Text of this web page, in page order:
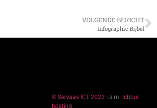
VOLGENDE BERICHT
Infographic Bijbel
© Servaas ICT 2022i.s.m. Ichtus
hosting